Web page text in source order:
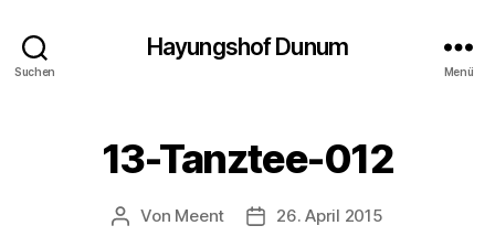
Suchen
Hayungshof Dunum
Menü
13-Tanztee-012
Beitragsautor
Von Meent Beitragsdatum
26. April 2015